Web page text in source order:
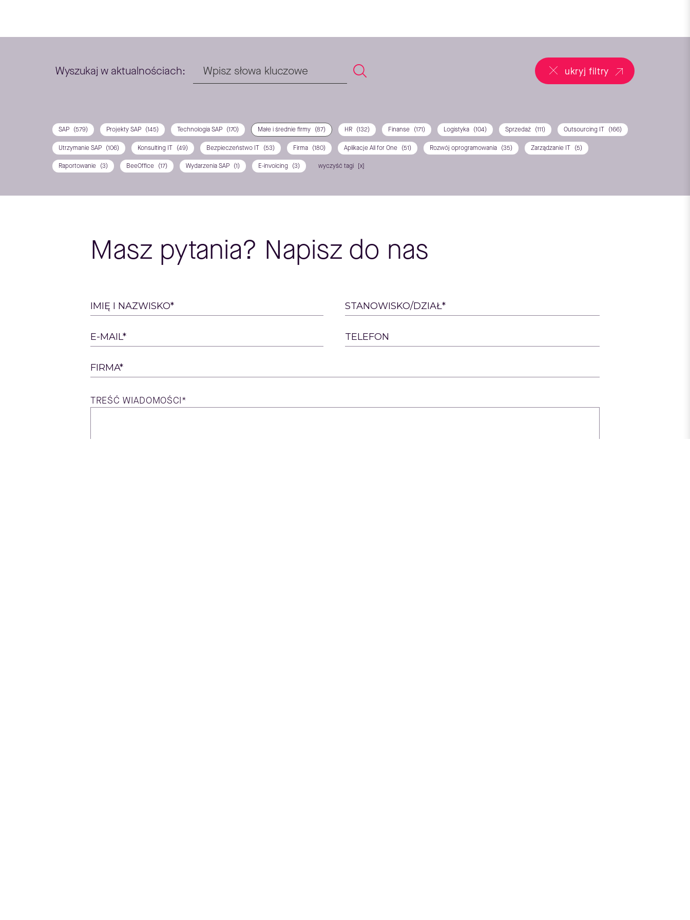
Wyszukaj w aktualnościach: ukryj filtry
SAP (579) Projekty SAP (145) Technologia SAP (170) Małe i średnie firmy (87) HR (132) Finanse (171) Logistyka (104) Sprzedaż (111) Outsourcing IT (166)
Utrzymanie SAP (106) Konsulting IT (49) Bezpieczeństwo IT (53) Firma (180) Aplikacje All for One (51) Rozwój oprogramowania (35) Zarządzanie IT (5)
Raportowanie (3) BeeOffice (17) Wydarzenia SAP (1) E-invoicing (3) wyczyść tagi
Masz pytania? Napisz do nas
Please
this
field
empty.
IMIĘ I NAZWISKO* STANOWISKO/DZIAŁ*
E-MAIL* TELEFON
FIRMA*
TREŚĆ WIADOMOŚCI*